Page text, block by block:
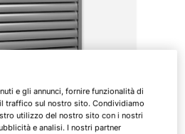
e gli annunci, fornire funzionalità di
traffico sul nostro sito. Condividiamo
utilizzo del nostro sito con i nostri
e analisi. I nostri partner